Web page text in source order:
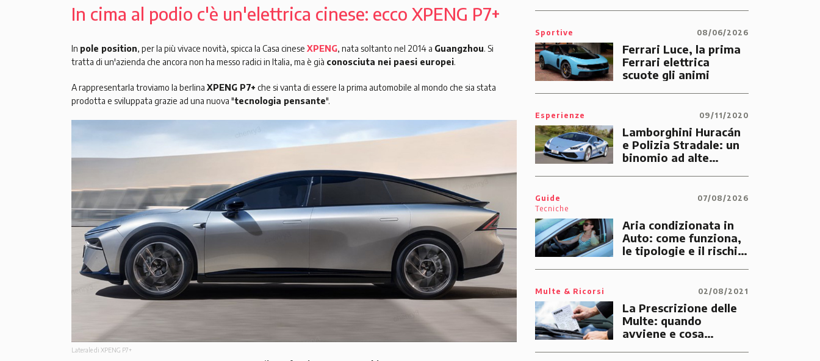
In cima al podio c'è un'elettrica cinese: ecco XPENG P7+
In pole position, per la più vivace novità, spicca la Casa cinese XPENG, nata soltanto nel 2014 a Guangzhou. Si
tratta di un'azienda che ancora non ha messo radici in Italia, ma è già conosciuta nei paesi europei.
A rappresentarla troviamo la berlina XPENG P7+ che si vanta di essere la prima automobile al mondo che sia stata
prodotta e sviluppata grazie ad una nuova "tecnologia pensante".
Laterale di XPENG P7+
Sportive 08/06/2026
Ferrari Luce, la prima
Ferrari elettrica
scuote gli animi
Esperienze 09/11/2020
Lamborghini Huracán
e Polizia Stradale: un
binomio ad alte
Guide
Tecniche
07/08/2026
Aria condizionata in
Auto: come funziona,
le tipologie e il rischio
Multe & Ricorsi 02/08/2021
La Prescrizione delle
Multe: quando
avviene e cosa